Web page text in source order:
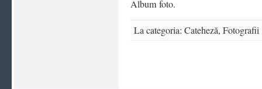
Album foto.
La categoria: Cateheză, Fotografii